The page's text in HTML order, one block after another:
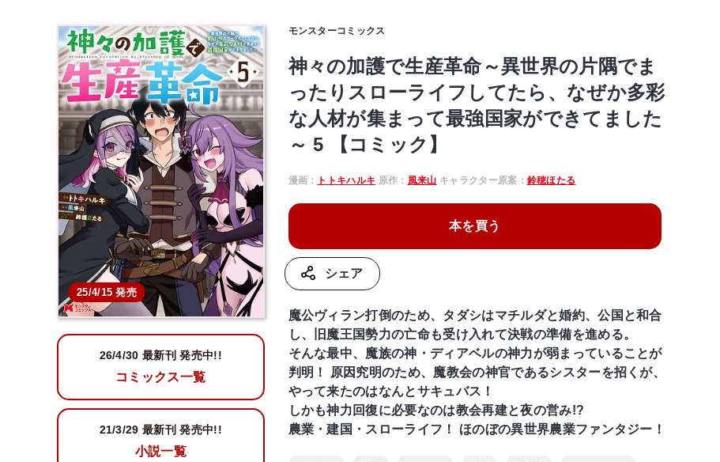
25/4/15 発売
26/4/30 最新刊 発売中!!
コミックス一覧
21/3/29最新刊 発売中!!
小説一覧
モンスターコミックス
神々の加護で生産革命～異世界の片隅でま
ったりスローライフしてたら、なぜか多彩
な人材が集まって最強国家ができてました
～ 5 【コミック】
漫画： トトキハルキ 原作： 風来山 キャラクター原案： 鈴穂ほたる
本を買う
シェア
魔公ヴィラン打倒のため、タダシはマチルダと婚約、公国と和合
し、旧魔王国勢力の亡命も受け入れて決戦の準備を進める。
そんな最中、魔族の神・ディアベルの神力が弱まっていることが
判明！ 原因究明のため、魔教会の神官であるシスターを招くが、
やって来たのはなんとサキュバス！
しかも神力回復に必要なのは教会再建と夜の営み!?
農業・建国・スローライフ！ ほのぼの異世界農業ファンタジー！